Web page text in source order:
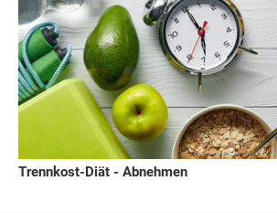
Trennkost-Diät - Abnehmen